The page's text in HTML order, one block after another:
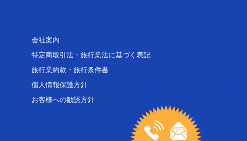
会社案内
特定商取引法・旅行業法に基づく表記
旅行業約款・旅行条件書
個人情報保護方針
お客様への勧誘方針